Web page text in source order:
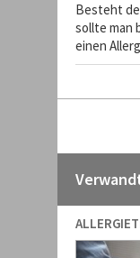
Besteht
sollte man
einen